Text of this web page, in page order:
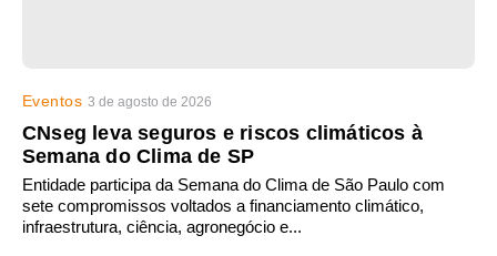
Eventos 3 de agosto de 2026
CNseg leva seguros e riscos climáticos à
Semana do Clima de SP
Entidade participa da Semana do Clima de São Paulo com
sete compromissos voltados a financiamento climático,
infraestrutura, ciência, agronegócio e...